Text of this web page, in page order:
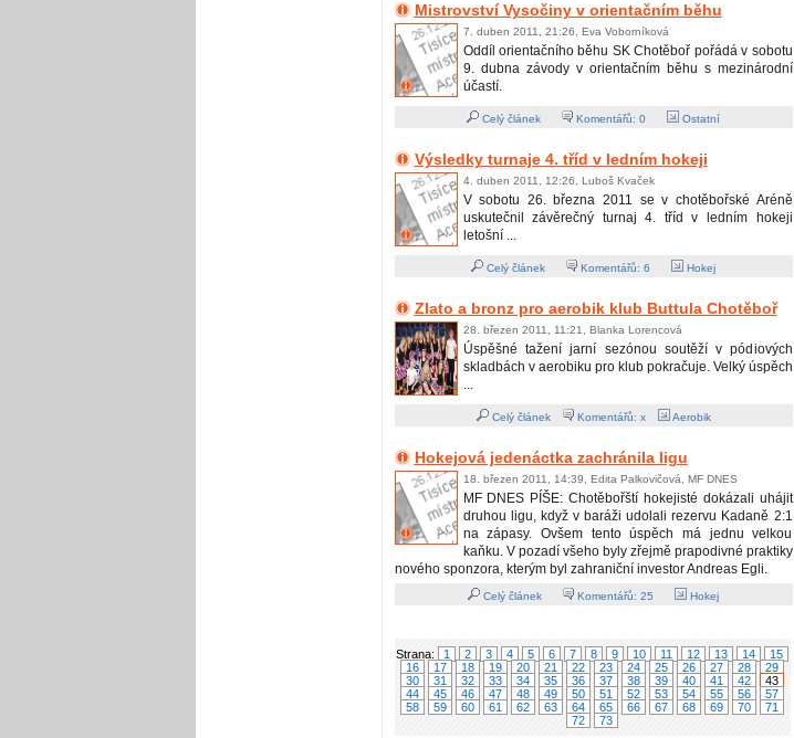
Mistrovství Vysočiny v orientačním běhu
7. duben 2011, 21:26, Eva Voborníková
Oddíl orientačního běhu SK Chotěboř pořádá v sobotu
9. dubna závody v orientačním běhu s mezinárodní
účastí.
Celý článek Komentářů: 0 Ostatní
Výsledky turnaje 4. tříd v ledním hokeji
4. duben 2011, 12:26, Luboš Kvaček
V sobotu 26. března 2011 se v chotěbořské Aréně
uskutečnil závěrečný turnaj 4. tříd v ledním hokeji
letošní ...
Celý článek Komentářů: 6 Hokej
Zlato a bronz pro aerobik klub Buttula Chotěboř
28. březen 2011, 11:21, Blanka Lorencová
Úspěšné tažení jarní sezónou soutěží v pódiových
skladbách v aerobiku pro klub pokračuje. Velký úspěch
...
Celý článek Komentářů: x Aerobik
Hokejová jedenáctka zachránila ligu
18. březen 2011, 14:39, Edita Palkovičová, MF DNES
MF DNES PÍŠE: Chotěbořští hokejisté dokázali uhájit
druhou ligu, když v baráži udolali rezervu Kadaně 2:1
na zápasy. Ovšem tento úspěch má jednu velkou
kaňku. V pozadí všeho byly zřejmě prapodivné praktiky
nového sponzora, kterým byl zahraniční investor Andreas Egli.
Celý článek Komentářů: 25 Hokej
Strana: 1 2 3 4 5 6 7 8 9 10 11 12 13 14
15
16
17 18 19 20 21 22 23 24 25 26 27 28
29
30
31 32 33 34 35 36 37 38 39 40 41 42
43
44
45 46 47 48 49 50 51 52 53 54 55 56
57
58
59 60 61 62 63 64 65 66 67 68 69 70
71
72
73